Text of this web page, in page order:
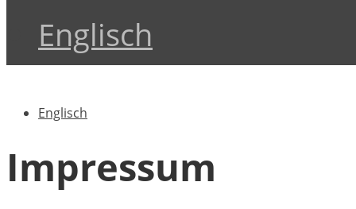
Englisch
Englisch
Impressum